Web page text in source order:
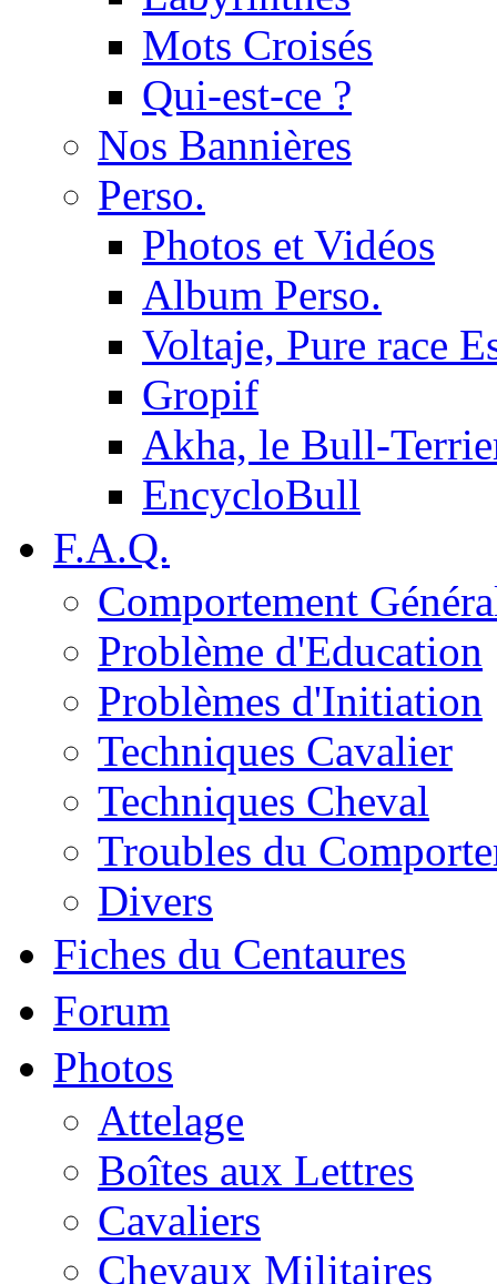
Mots Croisés
Qui-est-ce ?
Nos Bannières
Perso.
Photos et Vidéos
Album Perso.
Voltaje, Pure race
Gropif
Akha, le Bull-
EncycloBull
F.A.Q.
Comportement
Problème d'Education
Problèmes d'Initiation
Techniques Cavalier
Techniques Cheval
Troubles du
Divers
Fiches du Centaures
Forum
Photos
Attelage
Boîtes aux Lettres
Cavaliers
Chevaux Militaires